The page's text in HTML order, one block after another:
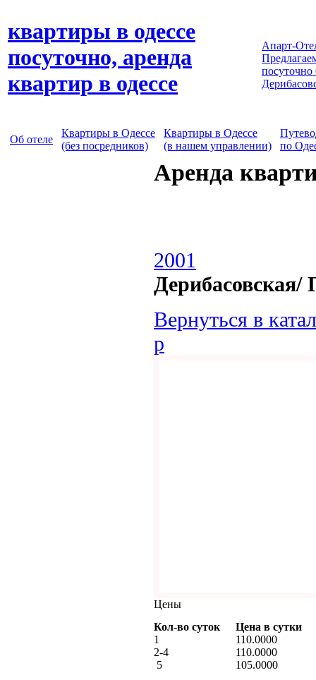
квартиры в одессе
посуточно, аренда
квартир в одессе
Апарт-
посуточно
Об отеле
Квартиры в Одессе
(без посредников)
Квартиры в Одессе
(в нашем управлении)
по
Аренда
2001
Дерибасовская/
Вернуться в
p
Цены
Кол-во суток
Цена в сутки
1
2-4
5
110.0000
110.0000
105.0000